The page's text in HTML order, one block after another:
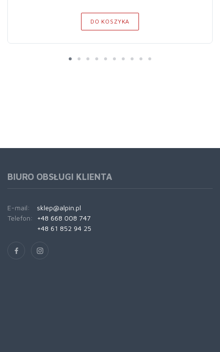
DO KOSZYKA
BIURO OBSŁUGI KLIENTA
E-mail:
sklep@alpin.pl
Telefon:
+48 668 008 747
+48 61 852 94 25